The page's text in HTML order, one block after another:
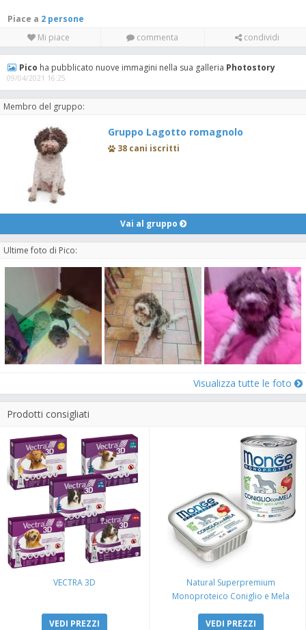
Piace a
2 persone
Mi piace
commenta condividi
Pico ha pubblicato nuove immagini nella sua galleria Photostory
09/04/2021 16:25
Membro del gruppo:
Gruppo Lagotto romagnolo
38 cani iscritti
Vai al gruppo
Ultime foto di Pico:
Visualizza tutte le foto
Prodotti consigliati
VECTRA 3D
VEDI PREZZI
Natural Superpremium
Monoproteico Coniglio e Mela
VEDI PREZZI